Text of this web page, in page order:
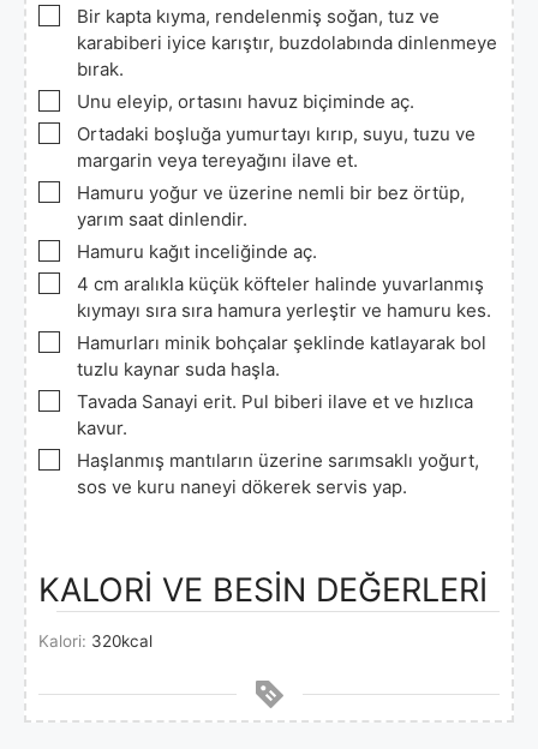
▢
Bir kapta kıyma, rendelenmiş soğan, tuz ve
karabiberi iyice karıştır, buzdolabında dinlenmeye
bırak.
▢Unu eleyip, ortasını havuz biçiminde aç.
▢
Ortadaki boşluğa yumurtayı kırıp, suyu, tuzu ve
margarin veya tereyağını ilave et.
▢
Hamuru yoğur ve üzerine nemli bir bez örtüp,
yarım saat dinlendir.
▢
Hamuru kağıt inceliğinde aç.
▢
4 cm aralıkla küçük köfteler halinde yuvarlanmış
kıymayı sıra sıra hamura yerleştir ve hamuru kes.
▢
Hamurları minik bohçalar şeklinde katlayarak bol
tuzlu kaynar suda haşla.
▢
Tavada Sanayi erit. Pul biberi ilave et ve hızlıca
kavur.
▢
Haşlanmış mantıların üzerine sarımsaklı yoğurt,
sos ve kuru naneyi dökerek servis yap.
KALORİ VE BESİN DEĞERLERİ
Kalori: 320kcal